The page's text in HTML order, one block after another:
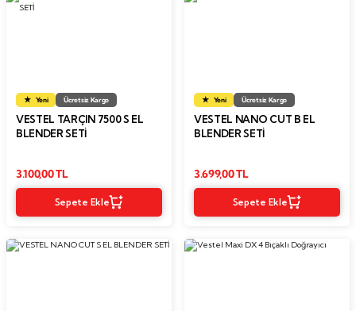
Yeni Ücretsiz Kargo
VESTEL TARÇIN 7500 S EL
BLENDER SETİ
3.100,00 TL
Sepete Ekle
Yeni Ücretsiz Kargo
VESTEL NANO CUT B EL
BLENDER SETI
3.699,00 TL
Sepete Ekle